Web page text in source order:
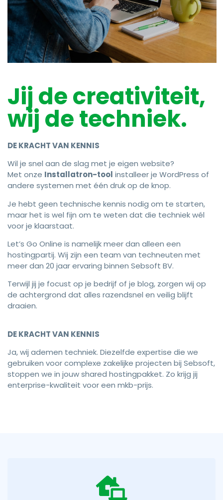
Jij de creativiteit,
wij de techniek.
DE KRACHT VAN KENNIS
Wil je snel aan de slag met je eigen website?
Met onze Installatron-tool installeer je WordPress of
andere systemen met één druk op de knop.
Je hebt geen technische kennis nodig om te starten,
maar het is wel fijn om te weten dat die techniek wél
voor je klaarstaat.
Let’s Go Online is namelijk meer dan alleen een
hostingpartij. Wij zijn een team van techneuten met
meer dan 20 jaar ervaring binnen Sebsoft BV.
Terwijl jij je focust op je bedrijf of je blog, zorgen wij op
de achtergrond dat alles razendsnel en veilig blijft
draaien.
DE KRACHT VAN KENNIS
Ja, wij ademen techniek. Diezelfde expertise die we
gebruiken voor complexe zakelijke projecten bij Sebsoft,
stoppen we in jouw shared hostingpakket. Zo krijg jij
enterprise-kwaliteit voor een mkb-prijs.